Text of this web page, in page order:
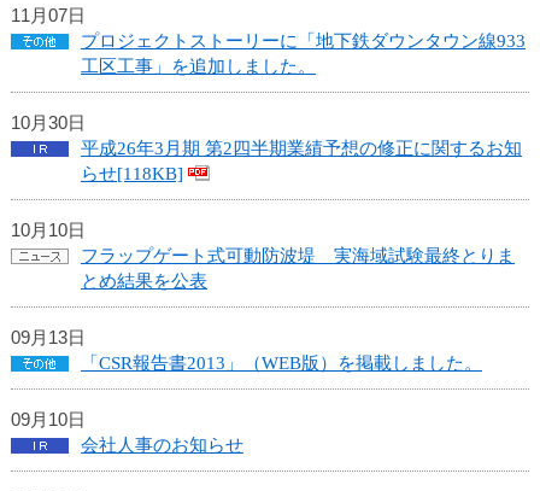
ニ
ュ
移
動
ま
す
カ
ゴ
リ
共
ュ
11月07日
プロジェクトストーリーに「地下鉄ダウンタウン線933
工区工事」を追加しました。
10月30日
平成26年3月期 第2四半期業績予想の修正に関するお知
らせ[118KB]
10月10日
フラップゲート式可動防波堤 実海域試験最終とりま
とめ結果を公表
09月13日
「CSR報告書2013」（WEB版）を掲載しました。
09月10日
会社人事のお知らせ